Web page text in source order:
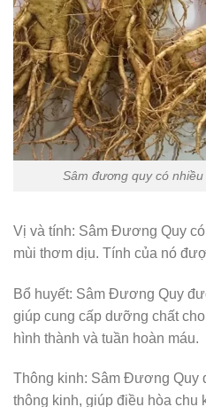
Sâm đương quy có
Vị và tính: Sâm Đương Quy
mùi thơm dịu. Tính của nó
Bổ huyết: Sâm Đương Quy
giúp cung cấp dưỡng chất
hình thành và tuần hoàn máu.
Thông kinh: Sâm Đương Quy
thông kinh, giúp điều hòa chu